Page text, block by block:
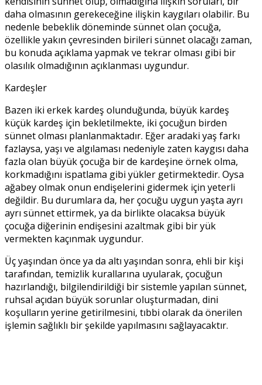
daha olmasının gerekeceğine ilişkin kaygıları olabilir. Bu
nedenle bebeklik döneminde sünnet olan çocuğa,
özellikle yakın çevresinden birileri sünnet olacağı zaman,
bu konuda açıklama yapmak ve tekrar olması gibi bir
olasılık olmadığının açıklanması uygundur.
Kardeşler
Bazen iki erkek kardeş olunduğunda, büyük kardeş
küçük kardeş için bekletilmekte, iki çocuğun birden
sünnet olması planlanmaktadır. Eğer aradaki yaş farkı
fazlaysa, yaşı ve algılaması nedeniyle zaten kaygısı daha
fazla olan büyük çocuğa bir de kardeşine örnek olma,
korkmadığını ispatlama gibi yükler getirmektedir. Oysa
ağabey olmak onun endişelerini gidermek için yeterli
değildir. Bu durumlara da, her çocuğu uygun yaşta ayrı
ayrı sünnet ettirmek, ya da birlikte olacaksa büyük
çocuğa diğerinin endişesini azaltmak gibi bir yük
vermekten kaçınmak uygundur.
Üç yaşından önce ya da altı yaşından sonra, ehli bir kişi
tarafından, temizlik kurallarına uyularak, çocuğun
hazırlandığı, bilgilendirildiği bir sistemle yapılan sünnet,
ruhsal açıdan büyük sorunlar oluşturmadan, dini
koşulların yerine getirilmesini, tıbbi olarak da önerilen
işlemin sağlıklı bir şekilde yapılmasını sağlayacaktır.